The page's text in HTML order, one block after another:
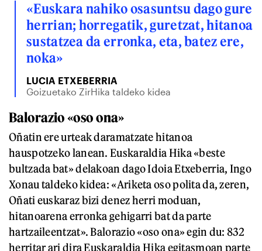
«Euskara nahiko osasuntsu dago gure
herrian; horregatik, guretzat, hitanoa
sustatzea da erronka, eta, batez ere,
noka»
LUCIA ETXEBERRIA
Goizuetako ZirHika taldeko kidea
Balorazio «oso ona»
Oñatin ere urteak daramatzate hitanoa
hauspotzeko lanean. Euskaraldia Hika «beste
bultzada bat» delakoan dago Idoia Etxeberria, Ingo
Xonau taldeko kidea: «Ariketa oso polita da, zeren,
Oñati euskaraz bizi denez herri moduan,
hitanoarena erronka gehigarri bat da parte
hartzaileentzat». Balorazio «oso ona» egin du: 832
herritar ari dira Euskaraldia Hika egitasmoan parte